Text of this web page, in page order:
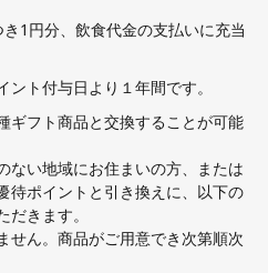
1円分、飲食代金の支払いに充当
ト付与日より１年間です。
ギフト商品と交換することが可能
ない地域にお住まいの方、または
待ポイントと引き換えに、以下の
きます。
せん。商品がご用意でき次第順次